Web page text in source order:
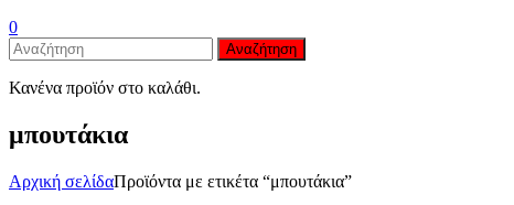
0
Αναζήτηση
Κανένα προϊόν στο καλάθι.
μπουτάκια
Αρχική σελίδαΠροϊόντα με ετικέτα “μπουτάκια”